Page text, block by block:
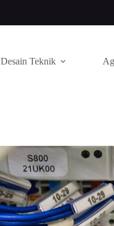
Desain Teknik